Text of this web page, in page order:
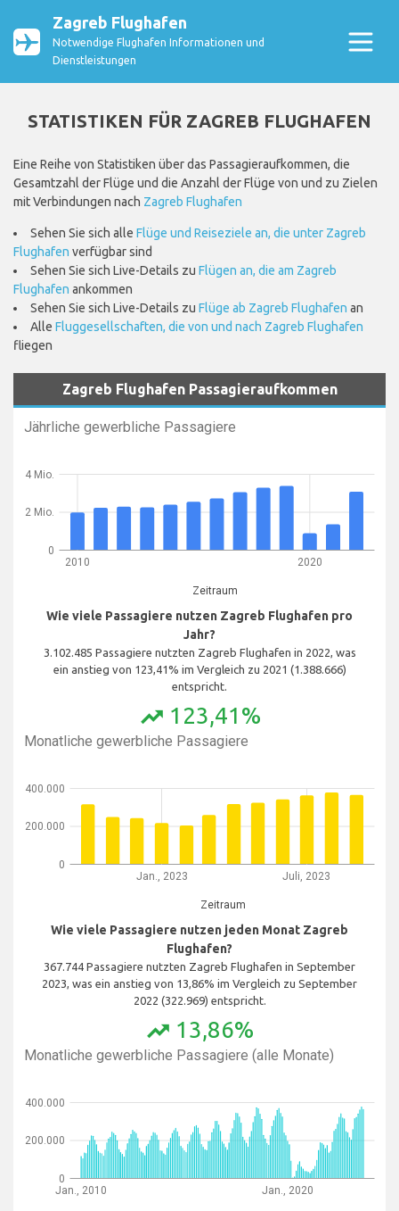
Zagreb Flughafen
Notwendige Flughafen Informationen und
Dienstleistungen
STATISTIKEN FÜR ZAGREB FLUGHAFEN
Eine Reihe von Statistiken über das Passagieraufkommen, die
Gesamtzahl der Flüge und die Anzahl der Flüge von und zu Zielen
mit Verbindungen nach Zagreb Flughafen
Sehen Sie sich alle Flüge und Reiseziele an, die unter Zagreb
Flughafen verfügbar sind
Sehen Sie sich Live-Details zu Flügen an, die am Zagreb
Flughafen ankommen
Sehen Sie sich Live-Details zu Flüge ab Zagreb Flughafen an
Alle Fluggesellschaften, die von und nach Zagreb Flughafen
fliegen
Zagreb Flughafen Passagieraufkommen
Jährliche gewerbliche Passagiere
2010 2020
Zeitraum
0
2 Mio.
4 Mio.
Wie viele Passagiere nutzen Zagreb Flughafen pro
Jahr?
3.102.485 Passagiere nutzten Zagreb Flughafen in 2022, was
ein anstieg von 123,41% im Vergleich zu 2021 (1.388.666)
entspricht.
trending_up 123,41%
Monatliche gewerbliche Passagiere
Jan., 2023 Juli, 2023
Zeitraum
0
200.000
400.000
Wie viele Passagiere nutzen jeden Monat Zagreb
Flughafen?
367.744 Passagiere nutzten Zagreb Flughafen in September
2023, was ein anstieg von 13,86% im Vergleich zu September
2022 (322.969) entspricht.
trending_up 13,86%
Monatliche gewerbliche Passagiere (alle Monate)
Jan., 2010 Jan., 2020
0
200.000
400.000